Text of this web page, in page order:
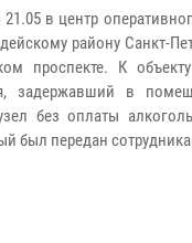
21.05 в центр
району Санкт-
проспекте. К
задержавший в
без оплаты
был передан